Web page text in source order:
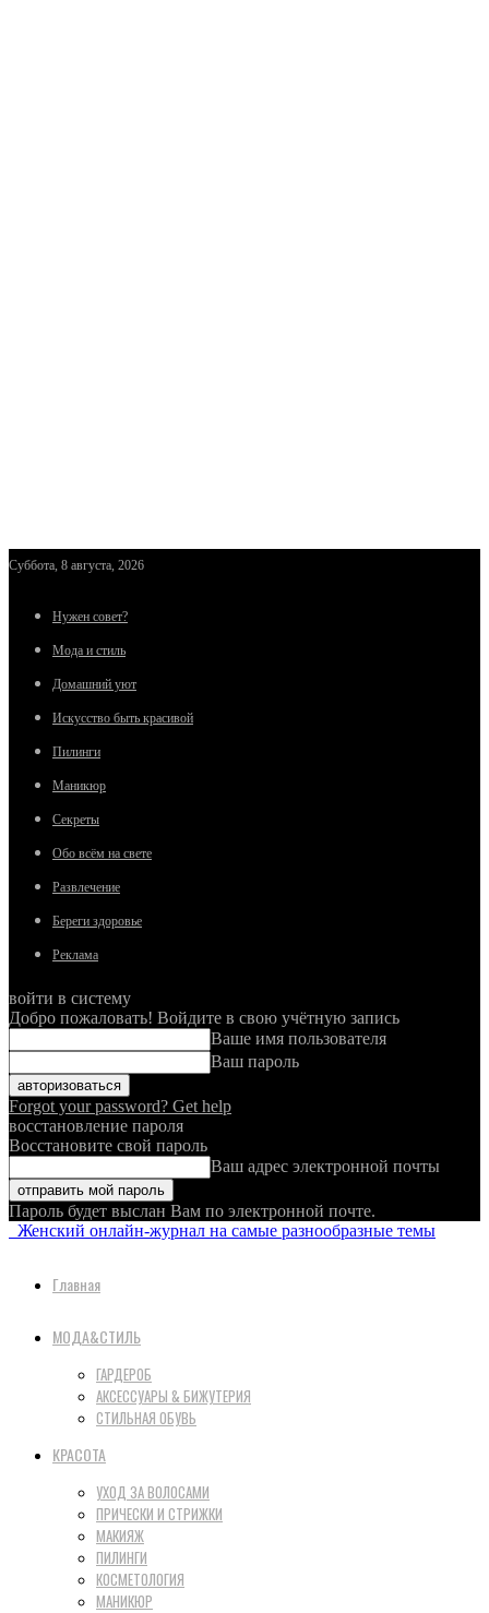
Суббота, 8 августа, 2026
Нужен совет?
Мода и стиль
Домашний уют
Искусство быть красивой
Пилинги
Маникюр
Секреты
Обо всём на свете
Развлечение
Береги здоровье
Реклама
войти в систему
Добро пожаловать! Войдите в свою учётную запись
Ваше имя пользователя
Ваш пароль
Forgot your password? Get help
восстановление пароля
Восстановите свой пароль
Ваш адрес электронной почты
Пароль будет выслан Вам по электронной почте.
Женский онлайн-журнал на самые разнообразные темы
Главная
МОДА&СТИЛЬ
ГАРДЕРОБ
АКСЕССУАРЫ & БИЖУТЕРИЯ
СТИЛЬНАЯ ОБУВЬ
КРАСОТА
УХОД ЗА ВОЛОСАМИ
ПРИЧЕСКИ И СТРИЖКИ
МАКИЯЖ
ПИЛИНГИ
КОСМЕТОЛОГИЯ
МАНИКЮР